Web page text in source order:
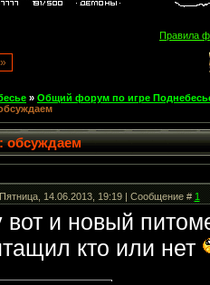
Правила
»
» Общий форум по игре
обсуждаем
14.06.2013, 19:19 | Сообщение #1
вот и новый
кто или нет